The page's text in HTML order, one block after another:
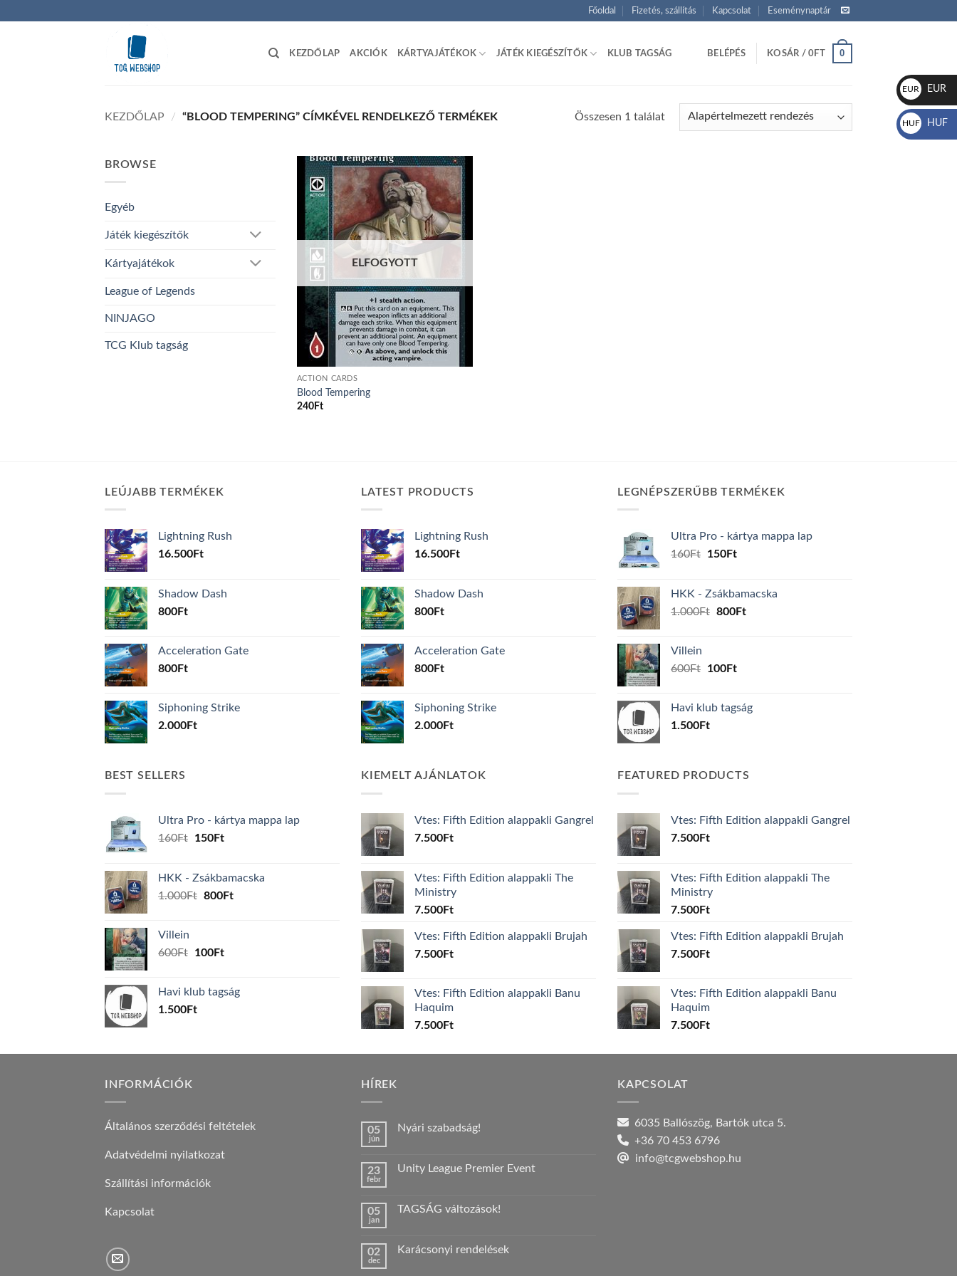
Főoldal Fizetés, szállítás Kapcsolat Eseménynaptár
KEZDŐLAP AKCIÓK KÁRTYAJÁTÉKOK JÁTÉK KIEGÉSZÍTŐK KLUB TAGSÁG BELÉPÉS KOSÁR /0FT 0
KEZDŐLAP / “BLOOD TEMPERING” CÍMKÉVEL RENDELKEZŐ TERMÉKEK Összesen 1 találat
BROWSE
Egyéb
Játék kiegészítők
Kártyajátékok
League of Legends
NINJAGO
TCG Klub tagság
Add to
wishlist
ELFOGYOTT
ACTION CARDS
Blood Tempering
240Ft
LEÚJABB TERMÉKEK
Lightning Rush
16.500Ft
Shadow Dash
800Ft
Acceleration Gate
800Ft
Siphoning Strike
2.000Ft
LATEST PRODUCTS
Lightning Rush
16.500Ft
Shadow Dash
800Ft
Acceleration Gate
800Ft
Siphoning Strike
2.000Ft
LEGNÉPSZERŰBB TERMÉKEK
Ultra Pro - kártya mappa lap
160Ft
Original
160Ft.
150FtCurrent
150Ft.
HKK - Zsákbamacska
1.000Ft Original
800FtCurrent
Villein
600Ft
Original
600Ft.
100FtCurrent
100Ft.
Havi klub tagság
1.500Ft
BEST SELLERS
Ultra Pro - kártya mappa lap
160Ft
Original
160Ft.
150FtCurrent
150Ft.
HKK - Zsákbamacska
1.000Ft Original
800FtCurrent
Villein
600Ft
Original
600Ft.
100FtCurrent
100Ft.
Havi klub tagság
1.500Ft
KIEMELT AJÁNLATOK
Vtes: Fifth Edition alappakli Gangrel
7.500Ft
Vtes: Fifth Edition alappakli The
Ministry
7.500Ft
Vtes: Fifth Edition alappakli Brujah
7.500Ft
Vtes: Fifth Edition alappakli Banu
Haquim
7.500Ft
FEATURED PRODUCTS
Vtes: Fifth Edition alappakli Gangrel
7.500Ft
Vtes: Fifth Edition alappakli The
Ministry
7.500Ft
Vtes: Fifth Edition alappakli Brujah
7.500Ft
Vtes: Fifth Edition alappakli Banu
Haquim
7.500Ft
INFORMÁCIÓK
Általános szerződési feltételek
Adatvédelmi nyilatkozat
Szállítási információk
Kapcsolat
HÍREK
05
jún
Nyári szabadság!
Nyári
23
febr
Unity League Premier Event
Unity
bejegyzéshez
05
jan
TAGSÁG változások!
TAGSÁG
02
dec
Karácsonyi rendelések
KAPCSOLAT
6035 Ballószög, Bartók utca 5.
+36 70 453 6796
info@tcgwebshop.hu
EUR
€
EUR
HUF
Ft
HUF